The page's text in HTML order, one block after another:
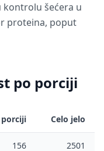
kontrolu šećera u
proteina, poput
po porciji
porciji Celo jelo
156 2501